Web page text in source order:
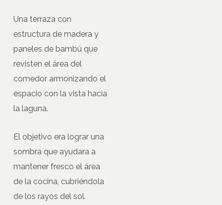
Una terraza con
estructura de madera y
paneles de bambú que
revisten el área del
comedor armonizando el
espacio con la vista hacia
la laguna.
El objetivo era lograr una
sombra que ayudara a
mantener fresco el área
de la cocina, cubriéndola
de los rayos del sol.